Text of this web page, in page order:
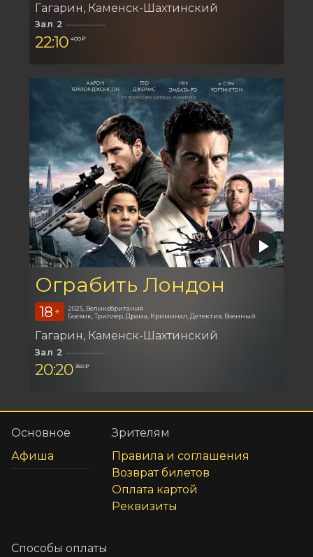
Гагарин Каменск-Шахтинский
Зал 2
22:10 400 ₽
Ограбить Лондон
18 +
2025, Великобритания
Боевик, Триллер, Драма, Криминал, Детектив, Военный
Гагарин Каменск-Шахтинский
Зал 2
20:20 350 ₽
Основное
Афиша
Зрителям
Правила и соглашения
Возврат билетов
Оплата картой
Реквизиты
Способы оплаты